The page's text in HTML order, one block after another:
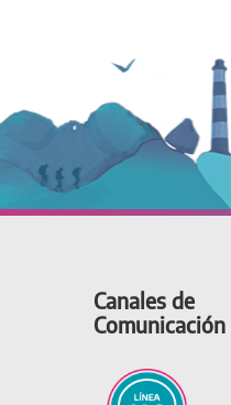
Canales de
Comunicación